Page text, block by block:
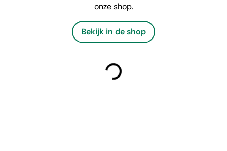
onze shop.
Bekijk in de shop
laden